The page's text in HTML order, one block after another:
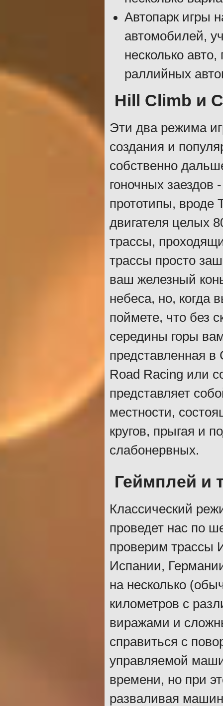
Автопарк игры
автомобилей,
несколько
раллийных
Hill Climb и
Эти два режима
создания и
собственно
гоночных
прототипы, вроде
двигателя целых
трассы,
трассы просто
ваш железный
небеса, но, когда
поймете, что без
середины горы
представленная в
Road Racing или
представляет
местности,
кругов, прыгая и
слабонервных.
Геймплей и
Классический
проведет нас по
проверим трассы
Испании,
на несколько
километров с
виражами и
справиться с
управляемой
времени, но при
разваливая